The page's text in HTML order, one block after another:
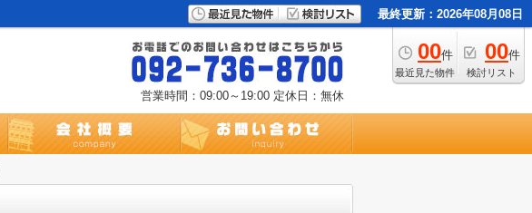
最終更新：2026年08月08日
00件
最近見た物件
00件
検討リスト
営業時間：09:00～19:00 定休日：無休